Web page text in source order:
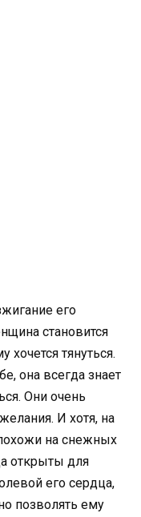
его
становится
тянуться.
она всегда знает
Они очень
И хотя, на
на снежных
открыты для
его сердца,
позволять ему